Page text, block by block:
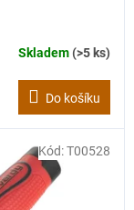
Skladem(>5 ks)
Do košíku
Kód:T00528